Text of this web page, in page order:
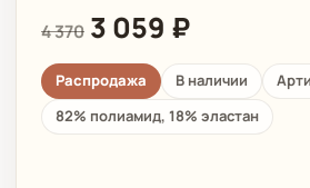
4 370 3 059 ₽
Распродажа В наличии
82% полиамид, 18% эластан